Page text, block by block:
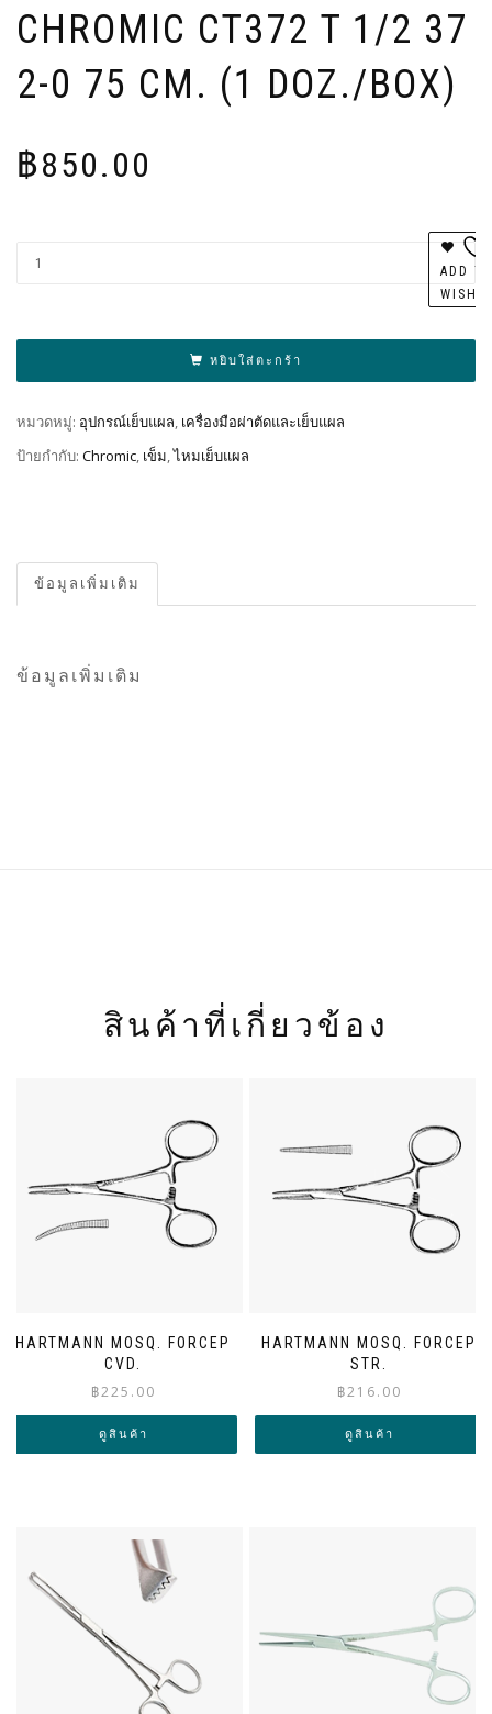
CHROMIC CT372 T 1/2 37
2-0 75 CM. (1 DOZ./BOX)
฿850.00
หยิบใส่ตะกร้า
ADD
หมวดหมู่: อุปกรณ์เย็บแผล, เครื่องมือผ่าตัดและเย็บแผล
ป้ายกำกับ: Chromic, เข็ม,ไหมเย็บแผล
ข้อมูลเพิ่มเติม
ข้อมูลเพิ่มเติม
สินค้าที่เกี่ยวข้อง
HARTMANN MOSQ. FORCEP
CVD.
฿225.00
ดูสินค้า
HARTMANN MOSQ. FORCEP
STR.
฿216.00
ดูสินค้า